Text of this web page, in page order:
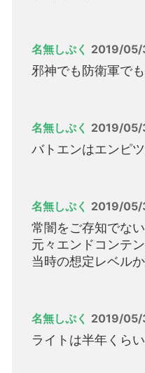
名無しぷく 2019/05/
邪神でも防衛軍で
名無しぷく 2019/05/
バトエンはエンピ
名無しぷく 2019/05/
常闇をご存知でな
元々エンドコンテ
当時の想定レベル
名無しぷく 2019/05/
ライトは半年くら